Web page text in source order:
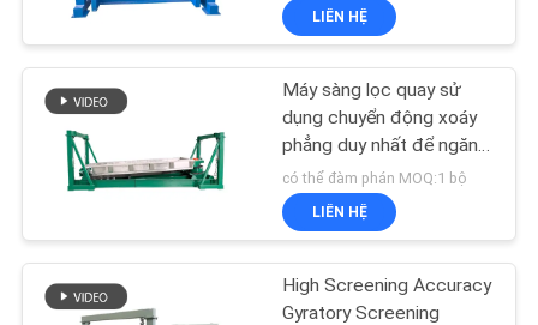
BÁO
GIÁ
TRANG
WEB
Máy xay sinh tố
93
liệu
LIÊN HỆ
Máy sàng lọc quay sử
dụng chuyển động xoáy
phẳng duy nhất để ngăn
chặn vật liệu chặn và cải
thiện hiệu suất sàng lọc
có thể đàm phán MOQ:1 bộ
LIÊN HỆ
High Screening Accuracy
Gyratory Screening